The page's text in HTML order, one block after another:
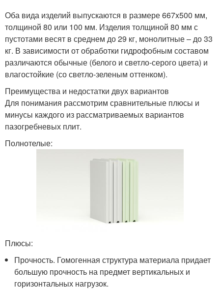
Оба вида изделий выпускаются в размере 667x500 мм,
толщиной 80 или 100 мм. Изделия толщиной 80 мм с
пустотами весят в среднем до 29 кг, монолитные – до 33
кг. В зависимости от обработки гидрофобным составом
различаются обычные (белого и светло-серого цвета) и
влагостойкие (со светло-зеленым оттенком).
Преимущества и недостатки двух вариантов
Для понимания рассмотрим сравнительные плюсы и
минусы каждого из рассматриваемых вариантов
пазогребневых плит.
Полнотелые:
Плюсы:
Прочность. Гомогенная структура материала придает
большую прочность на предмет вертикальных и
горизонтальных нагрузок.